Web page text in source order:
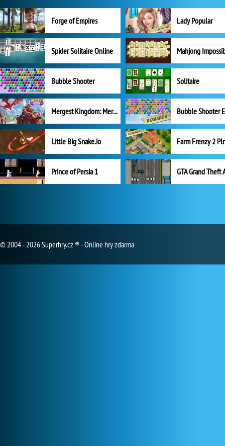
Forge of Empires Lady Popular
Spider Solitaire Online Mahjong
Bubble Shooter Solitaire
Mergest Kingdom: Merge Puzzle
Little Big Snake.io
Prince of Persia 1 GTA Grand Theft
© 2004 - 2026 Superhry.cz ® - Online hry zdarma